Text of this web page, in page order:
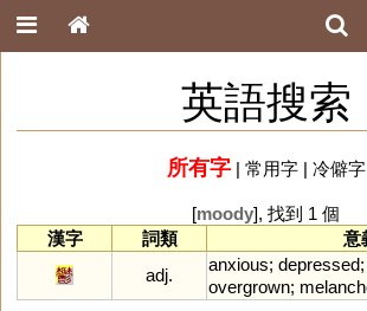
英語搜索
所有字| 常用字| 冷僻字
[moody], 找到 1 個
漢字
詞類
意
鬱
adj.
anxious; depressed;
overgrown;